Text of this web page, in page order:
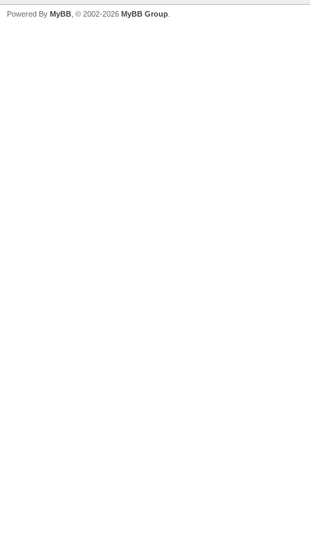
Powered By MyBB , © 2002-2026 MyBB Group